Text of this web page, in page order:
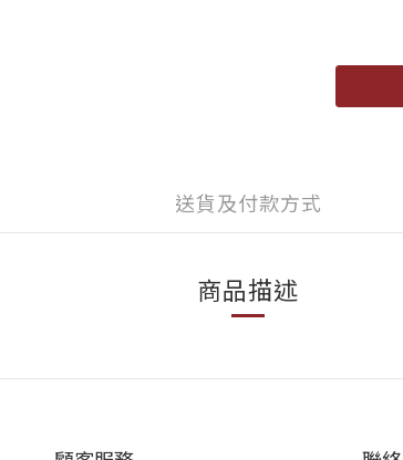
送貨及付款方式
商品描述